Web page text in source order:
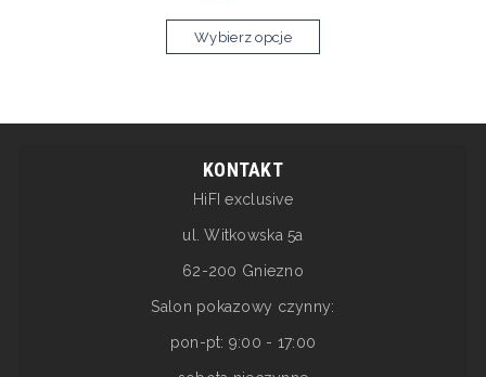
Wybierz opcje
KONTAKT
HiFI exclusive
ul. Witkowska 5a
62-200 Gniezno
Salon pokazowy czynny:
pon-pt: 9:00 - 17:00